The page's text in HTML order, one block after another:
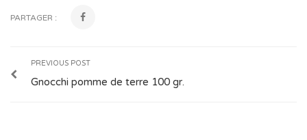
PARTAGER :
PREVIOUS POST
Gnocchi pomme de terre 100 gr.